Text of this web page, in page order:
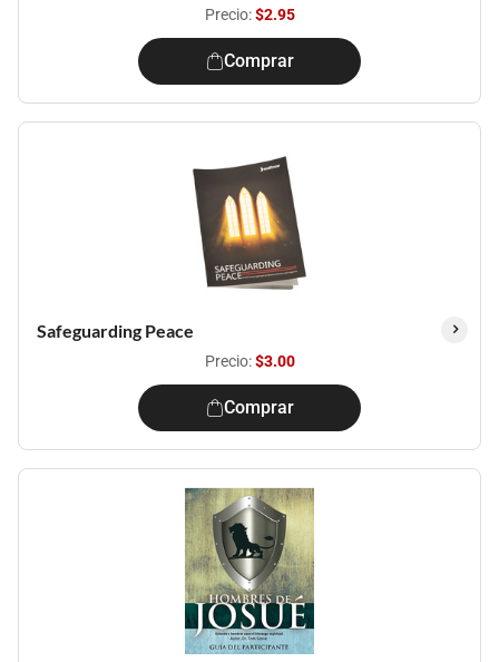
Precio:$2.95
Comprar
Safeguarding Peace
Precio:$3.00
Comprar